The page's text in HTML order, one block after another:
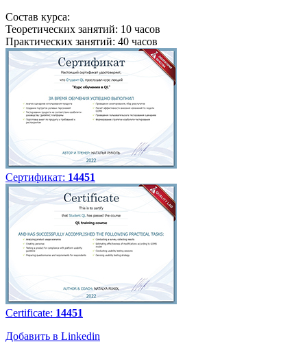
Состав курса:
Теоретических занятий: 10 часов
Практических занятий: 40 часов
Сертификат: 14451
Certificate: 14451
Добавить в Linkedin